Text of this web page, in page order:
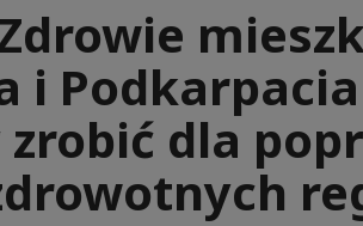
i
dla